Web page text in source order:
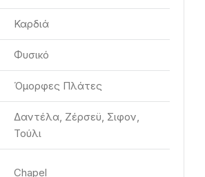
Καρδιά
Φυσικό
Όμορφες Πλάτες
Δαντέλα, Ζέρσεϋ, Σιφον,
Τούλι
Chapel